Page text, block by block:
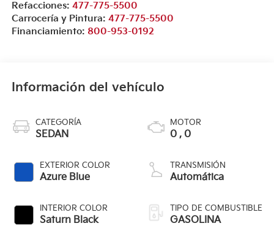
Refacciones: 477-775-5500
Carrocería y Pintura: 477-775-5500
Financiamiento: 800-953-0192
Información del vehículo
CATEGORÍA
SEDAN
EXTERIOR COLOR
Azure Blue
INTERIOR COLOR
Saturn Black
MOTOR
0 , 0
TRANSMISIÓN
Automática
TIPO DE COMBUSTIBLE
GASOLINA